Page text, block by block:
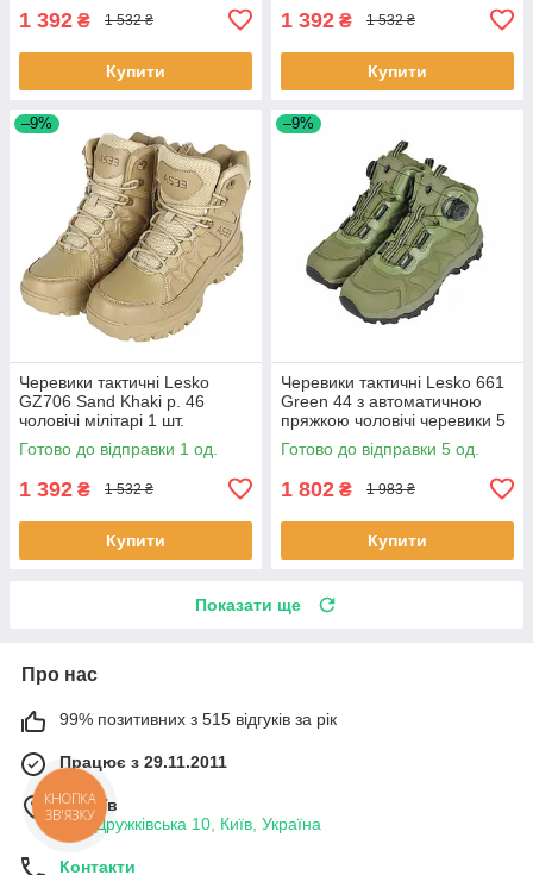
1 392 ₴ 1 532 ₴
Купити
1 392 ₴ 1 532 ₴
Купити
–9%
Черевики тактичні Lesko
GZ706 Sand Khaki р. 46
чоловічі мілітарі 1 шт.
Готово до відправки 1 од.
1 392 ₴ 1 532 ₴
Купити
–9%
Черевики тактичні Lesko 661
Green 44 з автоматичною
пряжкою чоловічі черевики 5
шт.
Готово до відправки 5 од.
1 802 ₴ 1 983 ₴
Купити
Показати ще
Про нас
99% позитивних з 515 відгуків за рік
Працює з 29.11.2011
м. Київ
вул. Дружківська 10, Київ, Україна
Контакти